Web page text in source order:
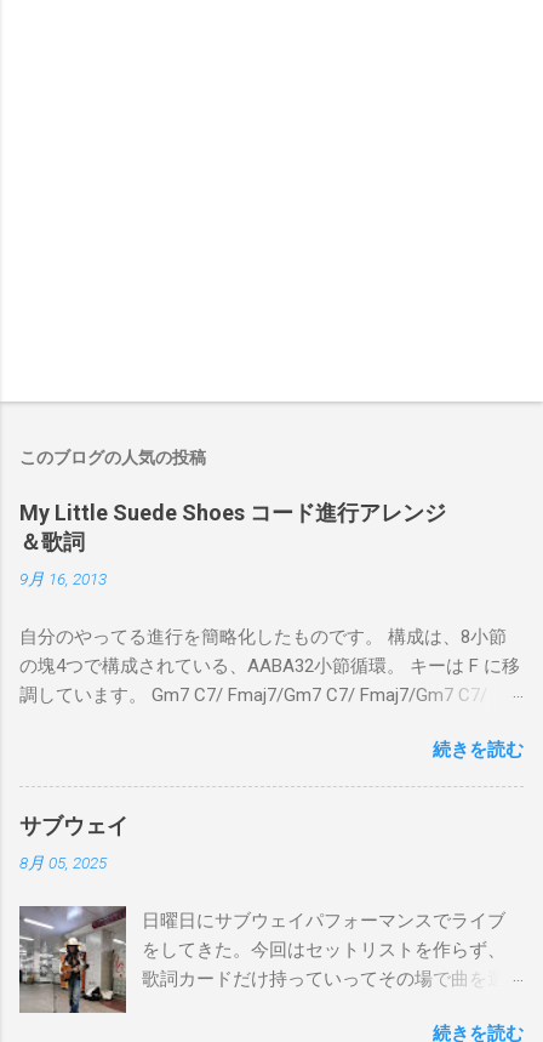
このブログの人気の投稿
My Little Suede Shoes コード進行アレンジ
＆歌詞
9月 16, 2013
自分のやってる進行を簡略化したものです。 構成は、8小節
の塊4つで構成されている、AABA32小節循環。 キーは F に移
調しています。 Gm7 C7/ Fmaj7/Gm7 C7/ Fmaj7/Gm7 C7/
Fmaj7/Gm7 C7/ Am7 D7/Gm7 C7/ Fmaj7/ Bbmaj7/Am7
Abm7/Gm7 C7/Fmaj7/Bbmaj7/Am7 Abm7/Gm7 C7/Fmaj7/
Gm7 C7/ Fmaj7/Gm7 C7/ Fmaj7/Gm7 C7/ Am7 D7/Gm7 C7/
Fmaj7/ Gm7 C7 Fmaj7 僕のスエードシューズ Gm7
C7 Fmaj7 黒いスエードシューズ Gm7 C7 Am
のも一緒さ Gm7 C7 Fmaj7 僕のスウェードシューズ
Gm7 C7 Fmaj7 先の尖ったシューズ Gm7 C7
Am7 とてもカッコいいのさ D7 Gm7 C7 Fmaj7 いつも気分
最高 Bbmaj7 Am7 Abm7 こい...
続きを読む
サブウェイ
8月 05, 2025
日曜日にサブウェイパフォーマンスでライブ
をしてきた。今回はセットリストを作らず、
歌詞カードだけ持っていってその場で曲を選
をやった。でも、曲選びにかなりの時間を使
続きを読む